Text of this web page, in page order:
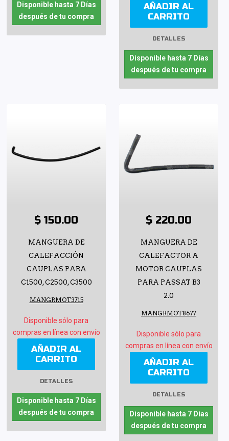
Disponible hasta 7 Días
después de tu compra
AÑADIR AL
CARRITO
DETALLES
Disponible hasta 7 Días
después de tu compra
$ 150.00
MANGUERA DE
CALEFACCIÓN
CAUPLAS PARA
C1500, C2500, C3500
MANGRMOT3715
Disponible sólo para
compras en línea con envío
AÑADIR AL
CARRITO
DETALLES
Disponible hasta 7 Días
después de tu compra
$ 220.00
MANGUERA DE
CALEFACTOR A
MOTOR CAUPLAS
PARA PASSAT B3
2.0
MANGRMOT8677
Disponible sólo para
compras en línea con envío
AÑADIR AL
CARRITO
DETALLES
Disponible hasta 7 Días
después de tu compra